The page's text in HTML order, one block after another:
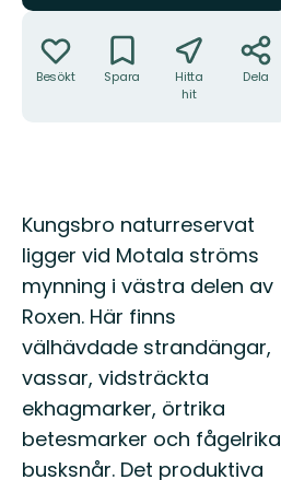
Besökt Spara
Hitta
hit
Dela
Beskrivning
Kungsbro naturreservat
ligger vid Motala ströms
mynning i västra delen av
Roxen. Här finns
välhävdade strandängar,
vassar, vidsträckta
ekhagmarker, örtrika
betesmarker och fågelrika
busksnår. Det produktiva